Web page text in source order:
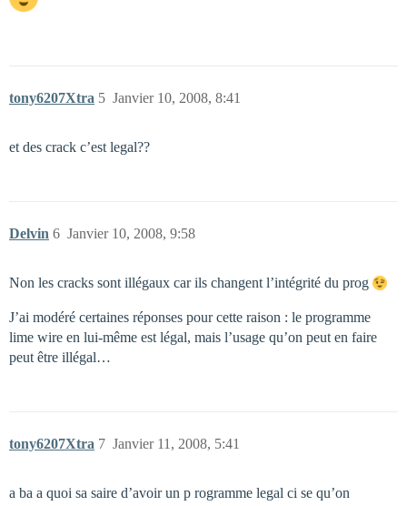
tony6207Xtra Janvier 10, 2008, 8:41
5
et des crack c’est legal??
Delvin Janvier 10, 2008, 9:58
6
Non les cracks sont illégaux car ils changent l’intégrité du prog
J’ai modéré certaines réponses pour cette raison : le programme
lime wire en lui-même est légal, mais l’usage qu’on peut en faire
peut être illégal…
tony6207Xtra Janvier 11, 2008, 5:41
7
a ba a quoi sa saire d’avoir un p rogramme legal ci se qu’on